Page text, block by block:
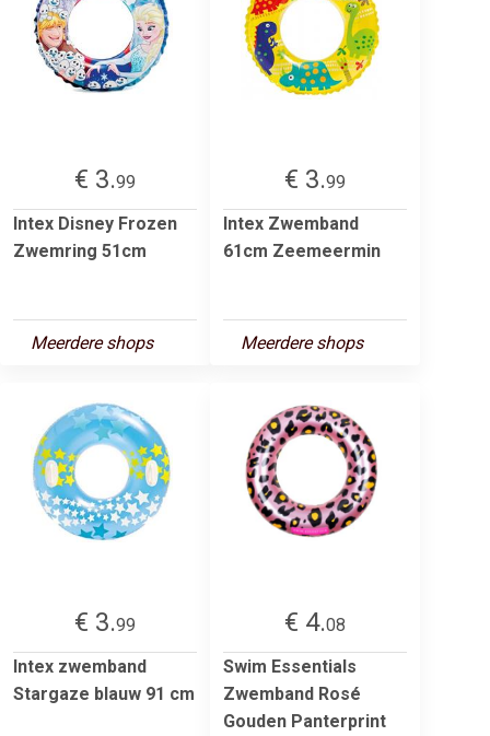
€ 3.99
Intex Disney Frozen
Zwemring 51cm
Meerdere shops
€ 3.99
Intex Zwemband
61cm Zeemeermin
Meerdere shops
€ 3.99
Intex zwemband
Stargaze blauw 91 cm
€ 4.08
Swim Essentials
Zwemband Rosé
Gouden Panterprint